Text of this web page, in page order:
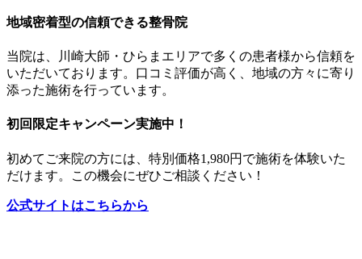
地域密着型の信頼できる整骨院
当院は、川崎大師・ひらまエリアで多くの患者様から信頼を
いただいております。口コミ評価が高く、地域の方々に寄り
添った施術を行っています。
初回限定キャンペーン実施中！
初めてご来院の方には、特別価格1,980円で施術を体験いた
だけます。この機会にぜひご相談ください！
公式サイトはこちらから